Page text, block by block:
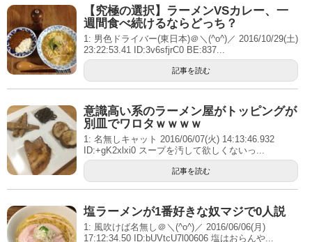
【究極の選択】ラーメンVSカレー、一
週間食べ続けるならどっち？
1: 男色ドライバー(東日本)＠＼(^o^)／ 2016/10/29(土)
23:22:53.41 ID:3v6sfjrC0 BE:837...
記事を読む
意識高い系のラーメン屋がトッピングが
別皿でワロタｗｗｗｗ
1: 名無しキャット 2016/06/07(火) 14:13:46.932
ID:+gK2xlxi0 スープを汚して欲しくないっ...
記事を読む
塩ラーメンが1番好きな奴マジで0人説
1: 風吹けば名無し＠＼(^o^)／ 2016/06/06(月)
17:12:34.50 ID:bUVtcU7l00606 塩はおらんや...